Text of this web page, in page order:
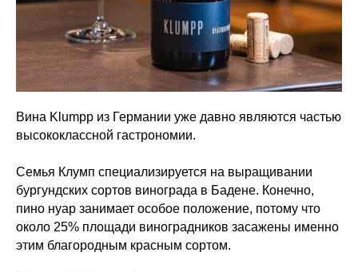
Вина Klumpp из Германии уже давно являются частью
высококлассной гастрономии.
Семья Клумп специализируется на выращивании
бургундских сортов винограда в Бадене. Конечно,
пино нуар занимает особое положение, потому что
около 25% площади виноградников засажены именно
этим благородным красным сортом.